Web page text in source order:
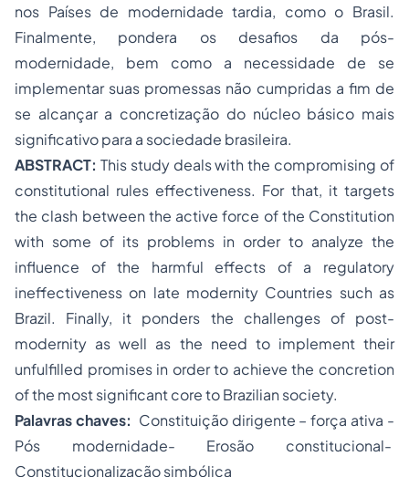
nos Países de modernidade tardia, como o Brasil.
Finalmente, pondera os desafios da pós-
modernidade, bem como a necessidade de se
implementar suas promessas não cumpridas a fim de
se alcançar a concretização do núcleo básico mais
significativo para a sociedade brasileira.
ABSTRACT: This study deals with the compromising of
constitutional rules effectiveness. For that, it targets
the clash between the active force of the Constitution
with some of its problems in order to analyze the
influence of the harmful effects of a regulatory
ineffectiveness on late modernity Countries such as
Brazil. Finally, it ponders the challenges of post-
modernity as well as the need to implement their
unfulfilled promises in order to achieve the concretion
of the most significant core to Brazilian society.
Palavras chaves: Constituição dirigente – força ativa -
Pós modernidade- Erosão constitucional-
Constitucionalização simbólica